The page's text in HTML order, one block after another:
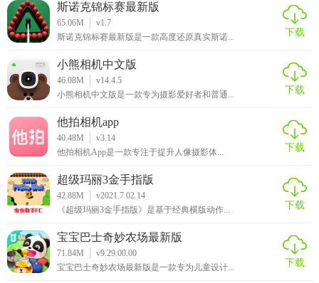
1.200公里范围内美食、美景、住宿、购物、娱乐应有尽有
2.可以随时随地查询并预订酒店、机票、景区、度假、租车、
演出等旅游服务，并且可以免费阅读全球最强劲中文旅游攻
略
助跟团游全方位保障你的人身安全
【同程旅行app怎么样】
同程旅行app为用户提供了非常便捷的旅游服务，一站式的旅
游服务让你更省心。
斯诺克锦标赛最新版
65.06M
v1.7
斯诺克锦标赛最新版是一款高度还原真实斯诺...
下载
小熊相机中文版
46.08M
v14.4.5
小熊相机中文版是一款专为摄影爱好者和普通...
下载
他拍相机app
40.48M
v3.14
他拍相机App是一款专注于提升人像摄影体...
下载
超级玛丽3金手指版
42.88M
v2021.7.02.14
《超级玛丽3金手指版》是基于经典横版动作...
下载
宝宝巴士奇妙农场最新版
71.84M
v9.29.00.00
宝宝巴士奇妙农场最新版是一款专为儿童设计...
下载